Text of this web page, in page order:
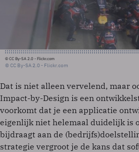
© CC By-SA 2.0 - Flickr.com
© CC By-SA 2.0 - Flickr.com
Dat is niet alleen vervelend, maar
Impact-by-Design is een
voorkomt dat je een applicatie
eigenlijk niet helemaal duidelijk is
bijdraagt aan de
strategie vergroot je de kans dat